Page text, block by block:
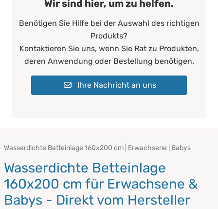
Wir sind hier, um zu helfen.
Benötigen Sie Hilfe bei der Auswahl des richtigen
Produkts?
Kontaktieren Sie uns, wenn Sie Rat zu Produkten,
deren Anwendung oder Bestellung benötigen.
Ihre Nachricht an uns
Wasserdichte Betteinlage 160x200 cm | Erwachsene | Babys
Wasserdichte Betteinlage
160x200 cm für Erwachsene &
Babys - Direkt vom Hersteller